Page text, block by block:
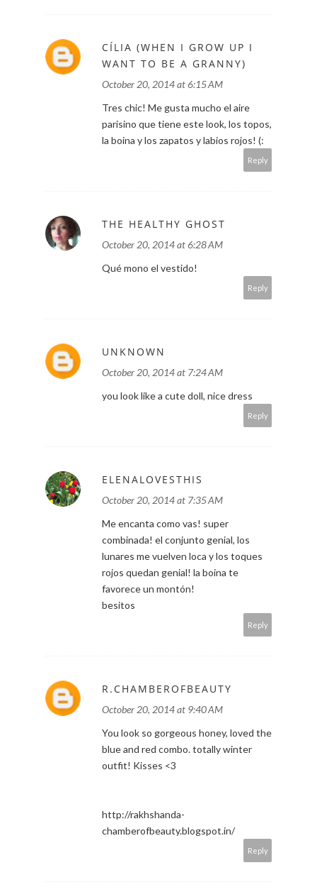
CÍLIA (WHEN I GROW UP I
WANT TO BE A GRANNY)
October 20, 2014 at 6:15 AM
Tres chic! Me gusta mucho el aire
parisino que tiene este look, los topos,
la boina y los zapatos y labios rojos! (:
Reply
THE HEALTHY GHOST
October 20, 2014 at 6:28 AM
Qué mono el vestido!
Reply
UNKNOWN
October 20, 2014 at 7:24 AM
you look like a cute doll, nice dress
Reply
ELENALOVESTHIS
October 20, 2014 at 7:35 AM
Me encanta como vas! super
combinada! el conjunto genial, los
lunares me vuelven loca y los toques
rojos quedan genial! la boina te
favorece un montón!
besitos
Reply
R.CHAMBEROFBEAUTY
October 20, 2014 at 9:40 AM
You look so gorgeous honey, loved the
blue and red combo. totally winter
outfit! Kisses <3
http://rakhshanda-
chamberofbeauty.blogspot.in/
Reply